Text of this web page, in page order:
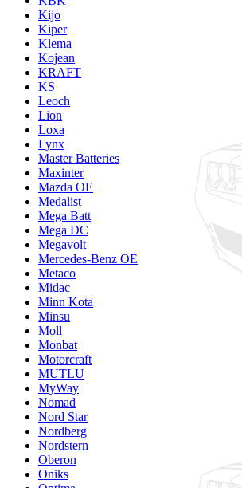
Kijo
Kiper
Klema
Kojean
KRAFT
KS
Leoch
Lion
Loxa
Lynx
Master Batteries
Maxinter
Mazda OE
Medalist
Mega Batt
Mega DC
Megavolt
Mercedes-Benz OE
Metaco
Midac
Minn Kota
Minsu
Moll
Monbat
Motorcraft
MUTLU
MyWay
Nomad
Nord Star
Nordberg
Nordstern
Oberon
Oniks